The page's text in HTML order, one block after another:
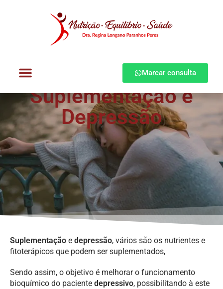
Marcar consulta
Suplementação e
Depressão
Suplementação e depressão, vários são os nutrientes e
fitoterápicos que podem ser suplementados,
Sendo assim, o objetivo é melhorar o funcionamento
bioquímico do paciente depressivo, possibilitando à este